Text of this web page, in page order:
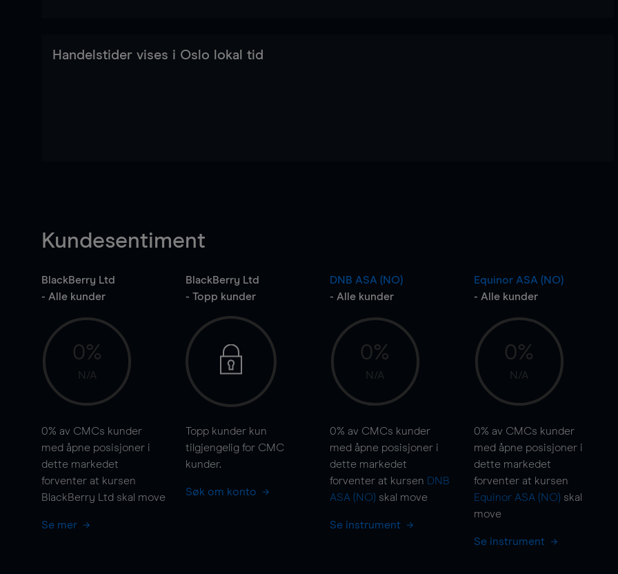
Handelstider vises i Oslo lokal tid
Kundesentiment
BlackBerry Ltd
- Alle kunder
0%
N/A
0% av CMCs kunder
med åpne posisjoner i
dette markedet
forventer at kursen
BlackBerry Ltd skal move
Se mer
BlackBerry Ltd
- Topp kunder
Topp kunder kun
tilgjengelig for CMC
kunder.
Søk om konto
DNB ASA (NO)
- Alle kunder
0%
N/A
0% av CMCs kunder
med åpne posisjoner i
dette markedet
forventer at kursen DNB
ASA (NO) skal move
Se instrument
Equinor ASA (NO)
- Alle kunder
0%
N/A
0% av CMCs kunder
med åpne posisjoner i
dette markedet
forventer at kursen
Equinor ASA (NO) skal
move
Se instrument